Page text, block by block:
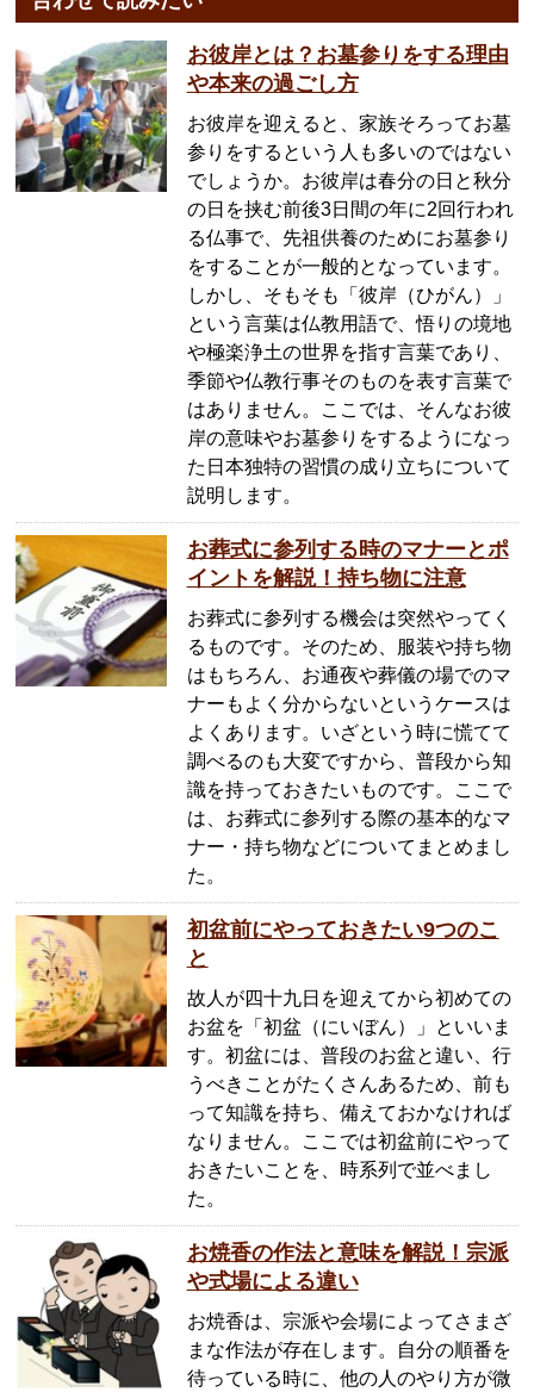
お彼岸とは？お墓参りをする理由
や本来の過ごし方
お彼岸を迎えると、家族そろってお墓
参りをするという人も多いのではない
でしょうか。お彼岸は春分の日と秋分
の日を挟む前後3日間の年に2回行われ
る仏事で、先祖供養のためにお墓参り
をすることが一般的となっています。
しかし、そもそも「彼岸（ひがん）」
という言葉は仏教用語で、悟りの境地
や極楽浄土の世界を指す言葉であり、
季節や仏教行事そのものを表す言葉で
はありません。ここでは、そんなお彼
岸の意味やお墓参りをするようになっ
た日本独特の習慣の成り立ちについて
説明します。
お葬式に参列する時のマナーとポ
イントを解説！持ち物に注意
お葬式に参列する機会は突然やってく
るものです。そのため、服装や持ち物
はもちろん、お通夜や葬儀の場でのマ
ナーもよく分からないというケースは
よくあります。いざという時に慌てて
調べるのも大変ですから、普段から知
識を持っておきたいものです。ここで
は、お葬式に参列する際の基本的なマ
ナー・持ち物などについてまとめまし
た。
初盆前にやっておきたい9つのこ
と
故人が四十九日を迎えてから初めての
お盆を「初盆（にいぼん）」といいま
す。初盆には、普段のお盆と違い、行
うべきことがたくさんあるため、前も
って知識を持ち、備えておかなければ
なりません。ここでは初盆前にやって
おきたいことを、時系列で並べまし
た。
お焼香の作法と意味を解説！宗派
や式場による違い
お焼香は、宗派や会場によってさまざ
まな作法が存在します。自分の順番を
待っている時に、他の人のやり方が微